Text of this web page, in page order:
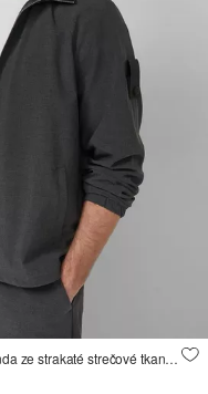
Sportovní raglánová bunda ze strakaté strečové tkaniny